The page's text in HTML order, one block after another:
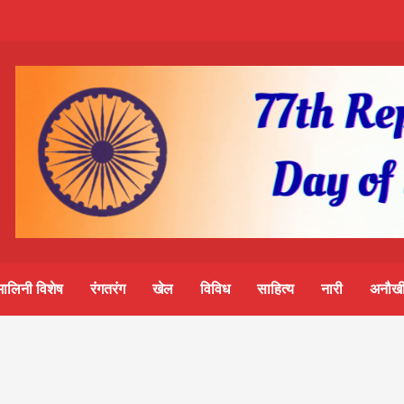
विशेष रंगतरंग खेल विविध साहित्य नारी